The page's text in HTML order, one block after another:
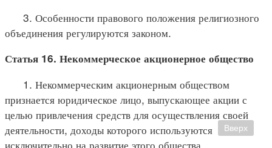
3. Особенности правового положения религиозного
объединения регулируются законом.
Статья 16. Некоммерческое акционерное общество
1. Некоммерческим акционерным обществом
признается юридическое лицо, выпускающее акции с
целью привлечения средств для осуществления своей
деятельности, доходы которого используются
исключительно на развитие этого общества.
Вверх